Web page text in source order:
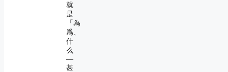
就
是
「為
爲、
什
么
―
甚